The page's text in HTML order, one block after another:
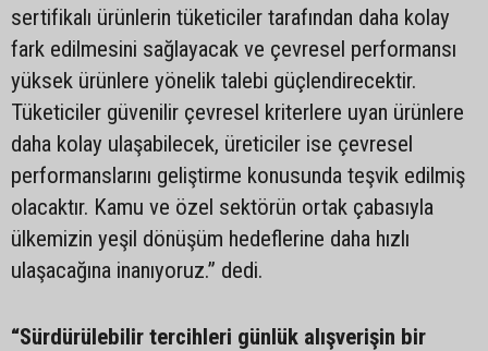
sertifikalı ürünlerin tüketiciler tarafından daha kolay
fark edilmesini sağlayacak ve çevresel performansı
yüksek ürünlere yönelik talebi güçlendirecektir.
Tüketiciler güvenilir çevresel kriterlere uyan ürünlere
daha kolay ulaşabilecek, üreticiler ise çevresel
performanslarını geliştirme konusunda teşvik edilmiş
olacaktır. Kamu ve özel sektörün ortak çabasıyla
ülkemizin yeşil dönüşüm hedeflerine daha hızlı
ulaşacağına inanıyoruz.” dedi.
“Sürdürülebilir tercihleri günlük alışverişin bir